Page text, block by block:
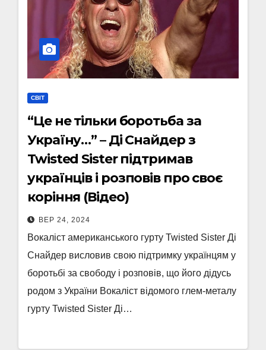
СВІТ
“Це не тільки боротьба за
Україну…” – Ді Снайдер з
Twisted Sister підтримав
українців і розповів про своє
коріння (Відео)
ВЕР 24, 2024
Вокаліст американського гурту Twisted Sister Ді
Снайдер висловив свою підтримку українцям у
боротьбі за свободу і розповів, що його дідусь
родом з України Вокаліст відомого глем-металу
гурту Twisted Sister Ді…